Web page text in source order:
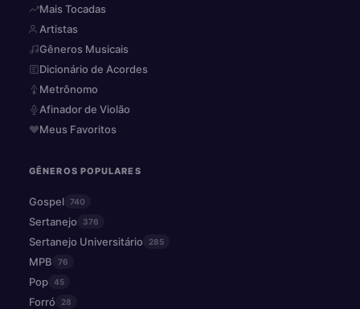
Mais Tocadas
Artistas
Gêneros Musicais
Dicionário de Acordes
Metrônomo
Afinador de Violão
Meus Favoritos
GÊNEROS POPULARES
Gospel 740
Sertanejo 376
Sertanejo Universitário 285
MPB 76
Pop 45
Forró 28